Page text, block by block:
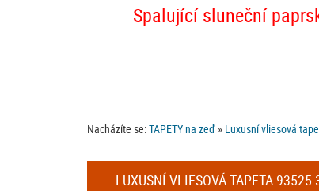
Spalující sluneční
Nacházíte se:TAPETY na zeď » Luxusní vliesová
LUXUSNÍ VLIESOVÁ TAPETA